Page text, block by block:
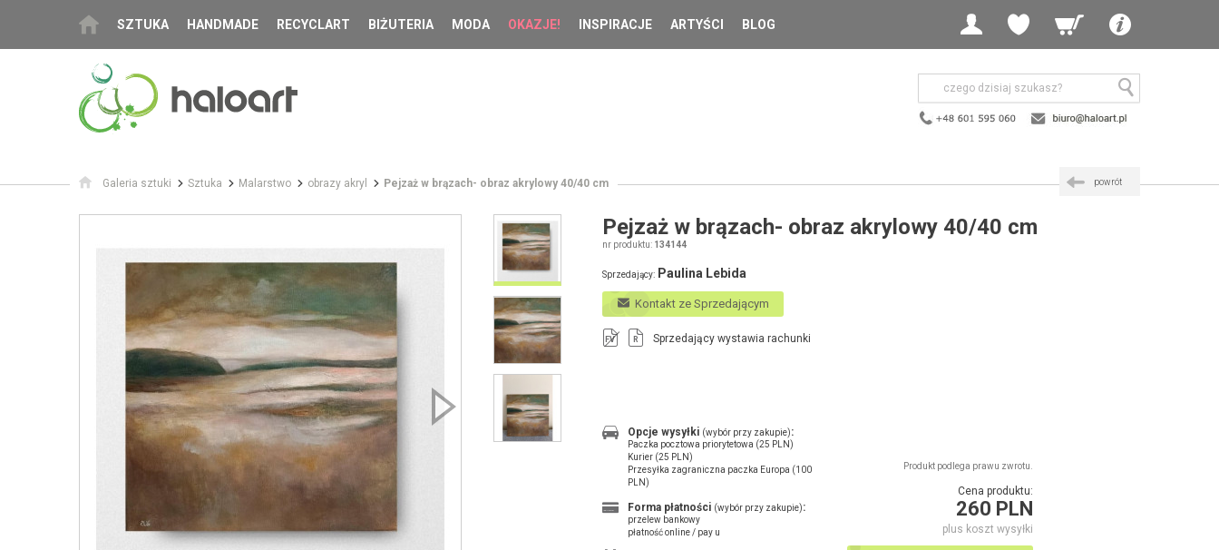
SZTUKA HANDMADE RECYCLART BIŻUTERIA MODA OKAZJE! INSPIRACJE ARTYŚCI BLOG
Galeria sztuki Sztuka Malarstwo obrazy akryl Pejzaż w brązach- obraz akrylowy 40/40 cm powrót
Pejzaż w brązach- obraz akrylowy 40/40 cm
nr produktu: 134144
Sprzedający: Paulina Lebida
Kontakt ze Sprzedającym
FV R Sprzedający wystawia rachunki
Produkt podlega prawu zwrotu.
Cena produktu:
260 PLN
plus koszt wysyłki
Opcje wysyłki (wybór przy zakupie):
Paczka pocztowa priorytetowa (25 PLN)
Kurier (25 PLN)
Przesyłka zagraniczna paczka Europa (100
PLN)
Forma płatności (wybór przy zakupie):
przelew bankowy
płatność online / pay u